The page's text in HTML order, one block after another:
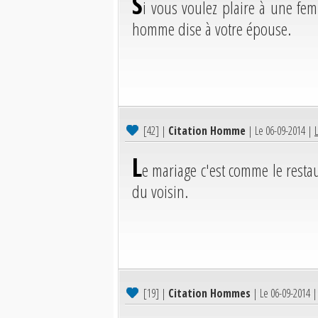
i vous voulez plaire à une
homme dise à votre épouse.
[42] | Citation Homme | Le 06-09-2014 |
Le mariage c'est comme le
du voisin.
[19] | Citation Hommes | Le 06-09-2014